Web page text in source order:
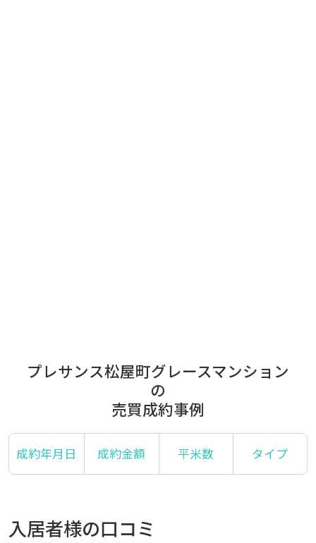
プレサンス松屋町グレースマンション
の
売買成約事例
成約年月日 成約金額 平米数 タイプ
入居者様の口コミ